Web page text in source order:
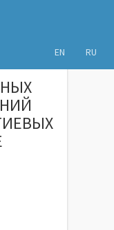
EN RU